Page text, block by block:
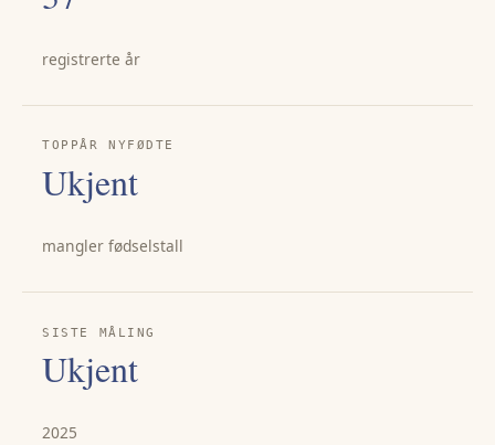
registrerte år
TOPPÅR NYFØDTE
Ukjent
mangler fødselstall
SISTE MÅLING
Ukjent
2025